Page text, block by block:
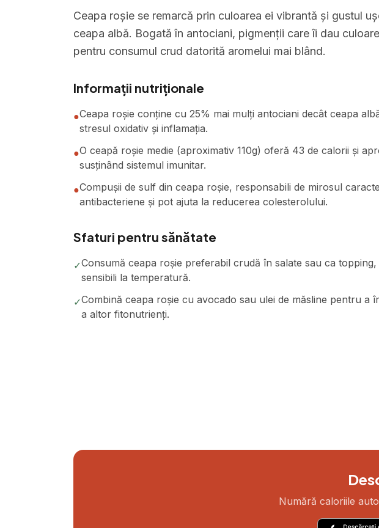
Ceapa roșie se remarcă prin culoarea ei vibrantă și gustul
ceapa albă. Bogată în antociani, pigmenții care îi dau
pentru consumul crud datorită aromelui mai blând.
Informații nutriționale
●Ceapa roșie conține cu 25% mai mulți antociani decât ceapa
stresul oxidativ și inflamația.
●O ceapă roșie medie (aproximativ 110g) oferă 43 de calorii și
susținând sistemul imunitar.
●Compușii de sulf din ceapa roșie, responsabili de mirosul
antibacteriene și pot ajuta la reducerea colesterolului.
Sfaturi pentru sănătate
✓Consumă ceapa roșie preferabil crudă în salate sau ca
sensibili la temperatură.
✓Combină ceapa roșie cu avocado sau ulei de măsline pentru a
a altor fitonutrienți.
Numără caloriile